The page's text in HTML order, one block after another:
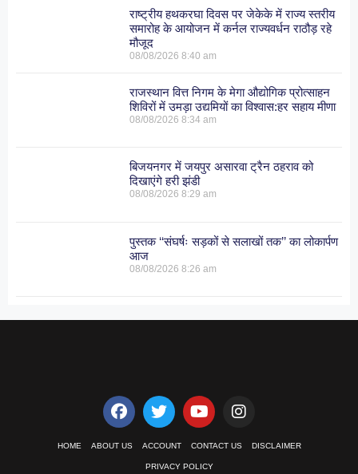
राष्ट्रीय हथकरघा दिवस पर जेकेके में राज्य स्तरीय
समारोह के आयोजन में कर्नल राज्यवर्धन राठौड़ रहे
मौजूद
08/08/20268:40 am
राजस्थान वित्त निगम के मेगा औद्योगिक प्रोत्साहन
शिविरों में उमड़ा उद्यमियों का विश्वास:हर सहाय मीणा
08/08/20268:34 am
बिजयनगर में जयपुर असारवा ट्रैन ठहराव को
दिखाएंगे हरी झंडी
08/08/20268:29 am
पुस्तक ‘‘संघर्षः सड़कों से सलाखों तक’’ का लोकार्पण
आज
08/08/20268:26 am
HOME ABOUT US ACCOUNT CONTACT US DISCLAIMER
PRIVACY POLICY